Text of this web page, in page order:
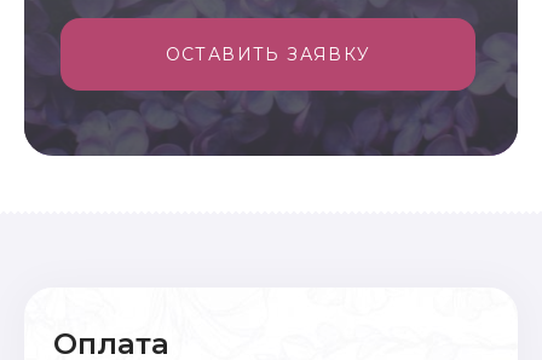
ОСТАВИТЬ ЗАЯВКУ
Оплата